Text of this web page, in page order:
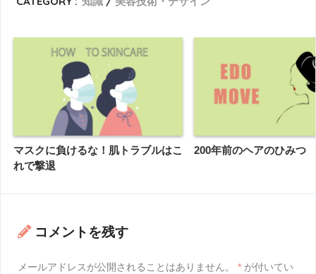
マスクに負けるな！肌トラブルはこ
れで撃退
200年前のヘアのひみつ
コメントを残す
メールアドレスが公開されることはありません。 * が付いてい